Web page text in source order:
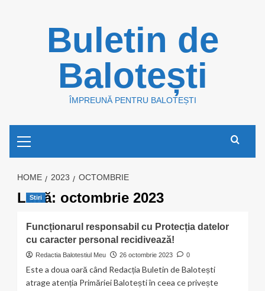
Buletin de
Balotești
ÎMPREUNĂ PENTRU BALOTEȘTI
Menu
HOME 2023 OCTOMBRIE
Lună: octombrie 2023
Stiri
Funcționarul responsabil cu Protecția datelor
cu caracter personal recidivează!
Redactia Balotestiul Meu 26 octombrie 2023 0
Este a doua oară când Redacția Buletin de Balotești
atrage atenția Primăriei Balotești în ceea ce privește